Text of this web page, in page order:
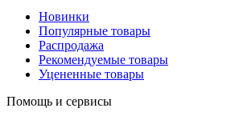
Новинки
Популярные товары
Распродажа
Рекомендуемые товары
Уцененные товары
Помощь и сервисы